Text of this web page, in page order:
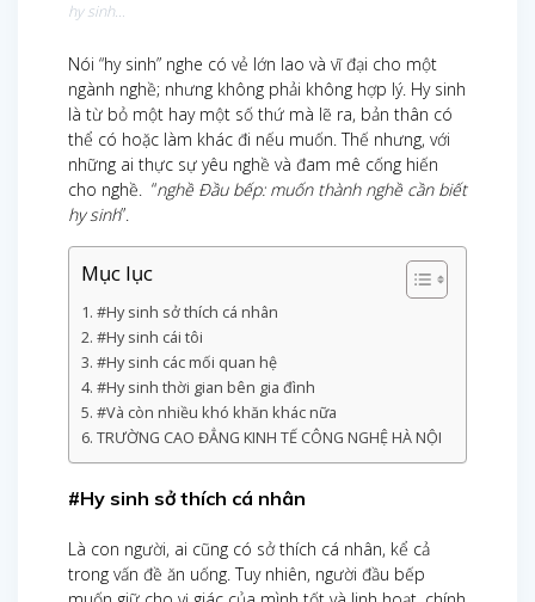
hy sinh…
Nói “hy sinh” nghe có vẻ lớn lao và vĩ đại cho một
ngành nghề; nhưng không phải không hợp lý. Hy sinh
là từ bỏ một hay một số thứ mà lẽ ra, bản thân có
thể có hoặc làm khác đi nếu muốn. Thế nhưng, với
những ai thực sự yêu nghề và đam mê cống hiến
cho nghề. “nghề Đầu bếp: muốn thành nghề cần biết
hy sinh”.
Mục lục
#Hy sinh sở thích cá nhân
#Hy sinh cái tôi
#Hy sinh các mối quan hệ
#Hy sinh thời gian bên gia đình
#Và còn nhiều khó khăn khác nữa
TRƯỜNG CAO ĐẲNG KINH TẾ CÔNG NGHỆ HÀ NỘI
#Hy sinh sở thích cá nhân
Là con người, ai cũng có sở thích cá nhân, kể cả
trong vấn đề ăn uống. Tuy nhiên, người đầu bếp